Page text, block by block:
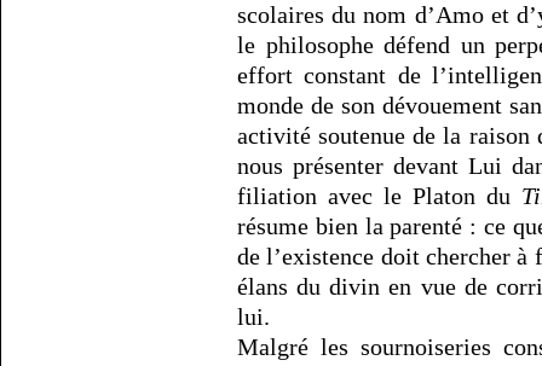
scolaires du nom d’Amo et
le philosophe défend un
effort constant de
monde de son dévouement
activité soutenue de la raison
nous présenter devant Lui
filiation avec le Platon du
résume bien la parenté : ce
de l’existence doit chercher à
élans du divin en vue de
lui.
Malgré les sournoiseries